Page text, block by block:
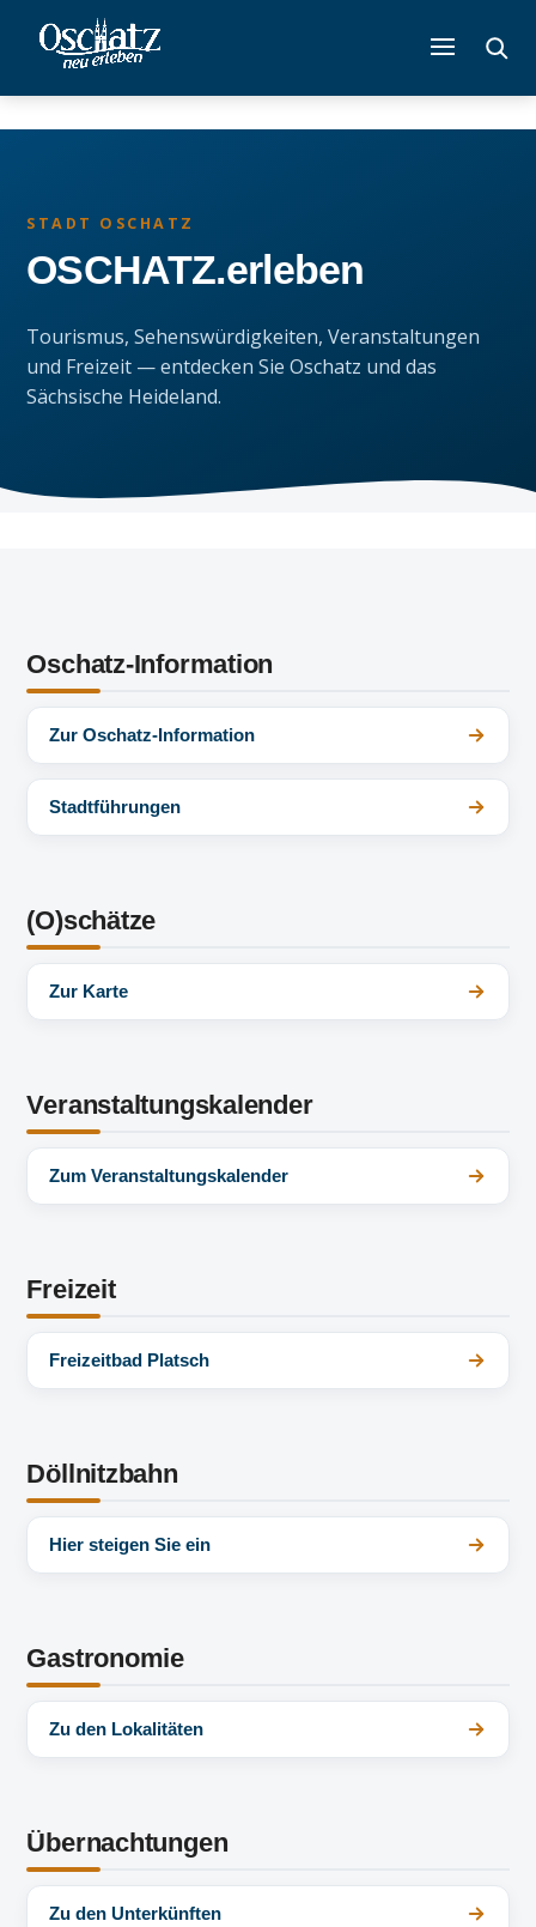
STADT OSCHATZ
OSCHATZ.erleben
Tourismus, Sehenswürdigkeiten, Veranstaltungen
und Freizeit — entdecken Sie Oschatz und das
Sächsische Heideland.
Oschatz-Information
Zur Oschatz-Information
Stadtführungen
(O)schätze
Zur Karte
Veranstaltungskalender
Zum Veranstaltungskalender
Freizeit
Freizeitbad Platsch
Döllnitzbahn
Hier steigen Sie ein
Gastronomie
Zu den Lokalitäten
Übernachtungen
Zu den Unterkünften